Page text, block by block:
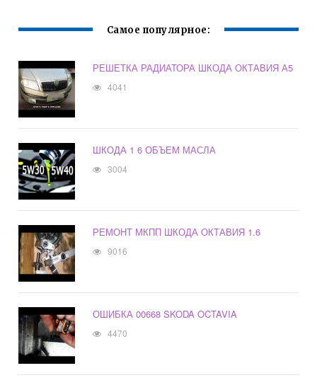
Самое популярное:
РЕШЕТКА РАДИАТОРА ШКОДА ОКТАВИЯ А5
4041
ШКОДА 1 6 ОБЪЕМ МАСЛА
3004
РЕМОНТ МКПП ШКОДА ОКТАВИЯ 1.6
9016
ОШИБКА 00668 SKODA OCTAVIA
4470